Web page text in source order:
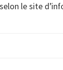
le site